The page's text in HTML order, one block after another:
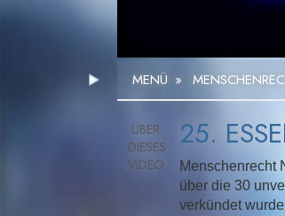
MENÜ »
25.
Menschenrecht
über die 30
verkündet